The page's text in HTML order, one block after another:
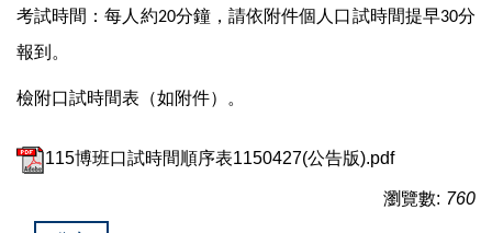
考試時間：每人約20分鐘，請依附件個人口試時間提早30分
報到。
檢附口試時間表（如附件）。
115博班口試時間順序表1150427(公告版).pdf
瀏覽數: 760